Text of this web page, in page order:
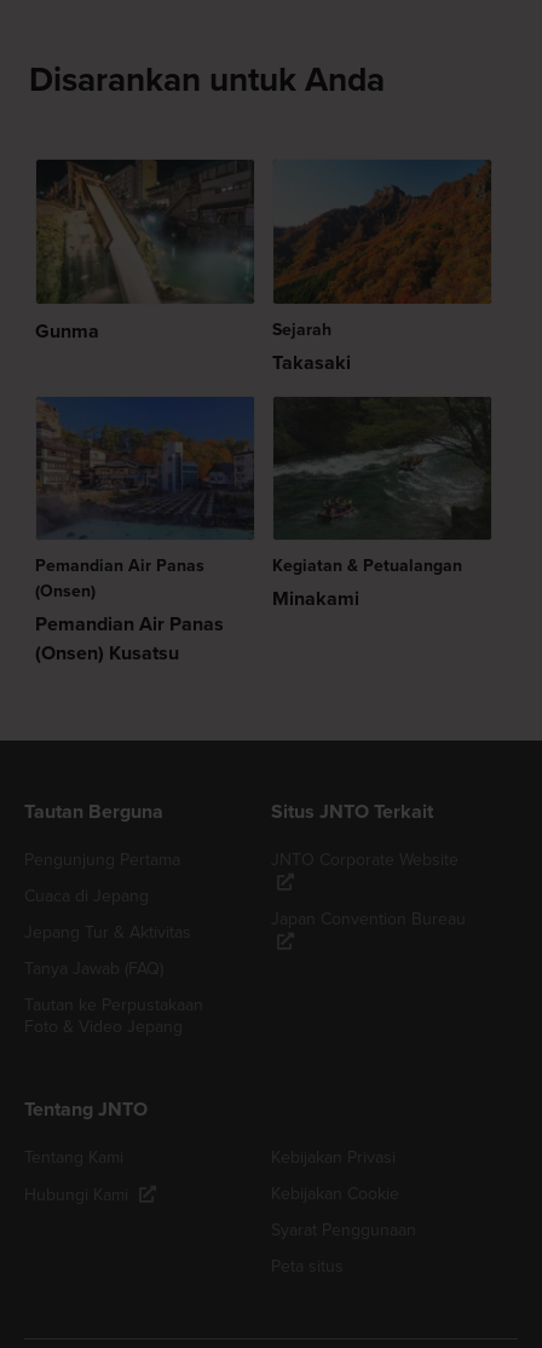
Disarankan untuk Anda
Gunma Sejarah
Takasaki
Pemandian Air Panas
(Onsen)
Pemandian Air Panas
(Onsen) Kusatsu
Kegiatan & Petualangan
Minakami
Tautan Berguna Situs JNTO Terkait
Tentang JNTO